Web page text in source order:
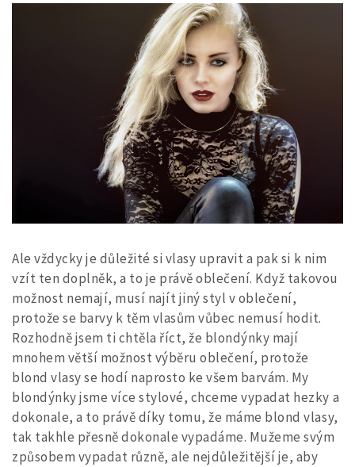
Ale vždycky je důležité si vlasy upravit a pak si k nim
vzít ten doplněk, a to je právě oblečení. Když takovou
možnost nemají, musí najít jiný styl v oblečení,
protože se barvy k těm vlasům vůbec nemusí hodit.
Rozhodně jsem ti chtěla říct, že blondýnky mají
mnohem větší možnost výběru oblečení, protože
blond vlasy se hodí naprosto ke všem barvám. My
blondýnky jsme více stylové, chceme vypadat hezky a
dokonale, a to právě díky tomu, že máme blond vlasy,
tak takhle přesně dokonale vypadáme. Mužeme svým
způsobem vypadat různě, ale nejdůležitější je, aby